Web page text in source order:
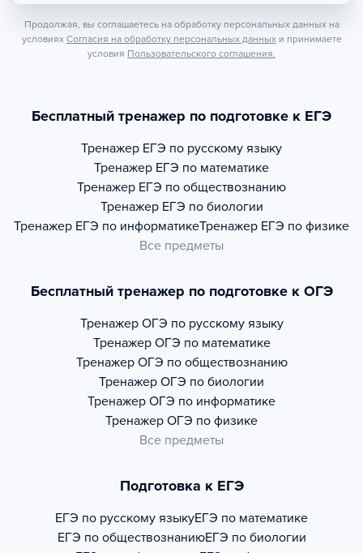
Продолжая, вы соглашаетесь на обработку персональных данных на
условиях Согласия на обработку персональных данных и принимаете
условия Пользовательского соглашения.
Бесплатный тренажер по подготовке к ЕГЭ
Тренажер ЕГЭ по русскому языку
Тренажер ЕГЭ по математике
Тренажер ЕГЭ по обществознанию
Тренажер ЕГЭ по биологии
Тренажер ЕГЭ по информатикеТренажер ЕГЭ по физике
Все предметы
Бесплатный тренажер по подготовке к ОГЭ
Тренажер ОГЭ по русскому языку
Тренажер ОГЭ по математике
Тренажер ОГЭ по обществознанию
Тренажер ОГЭ по биологии
Тренажер ОГЭ по информатике
Тренажер ОГЭ по физике
Все предметы
Подготовка к ЕГЭ
ЕГЭ по русскому языкуЕГЭ по математике
ЕГЭ по обществознаниюЕГЭ по биологии